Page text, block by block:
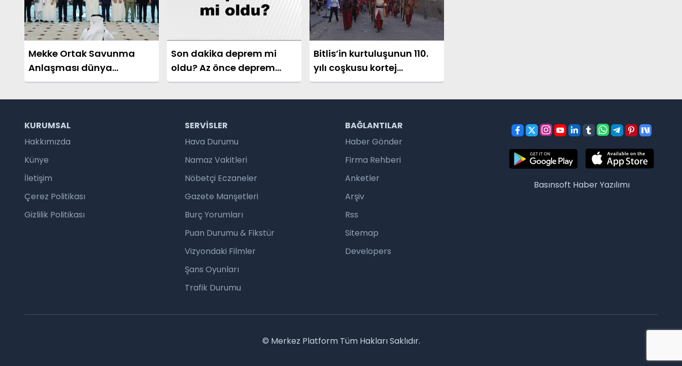
Mekke Ortak Savunma
Anlaşması dünya
basınında. "Üç bölgesel
güç işbirliğini pekiştirdi"
Son dakika deprem mi
oldu? Az önce deprem
nerede oldu? İstanbul,
Ankara, İzmir ve il il AFAD
2026
Bitlis’in kurtuluşunun 110.
yılı coşkusu kortej
yürüyüşüyle başladı
KURUMSAL
Hakkımızda
Künye
İletişim
Çerez Politikası
Gizlilik Politikası
SERVISLER
Hava Durumu
Namaz Vakitleri
Nöbetçi Eczaneler
Gazete Manşetleri
Burç Yorumları
Puan Durumu & Fikstür
Vizyondaki Filmler
Şans Oyunları
Trafik Durumu
BAĞLANTILAR
Haber Gönder
Firma Rehberi
Anketler
Arşiv
Rss
Sitemap
Developers
Basınsoft Haber Yazılımı
© Merkez Platform Tüm Hakları Saklıdır.